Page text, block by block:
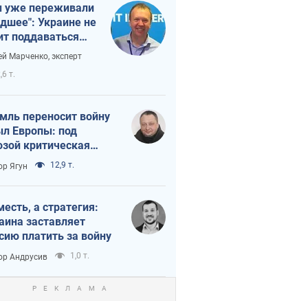
переживали
Украине не
поддаваться
из-за
Марченко, эксперт
т.
переносит войну
Европы: под
критическая
Ягун 12,9 т.
а стратегия:
заставляет
платить за войну
Андрусив 1,0 т.